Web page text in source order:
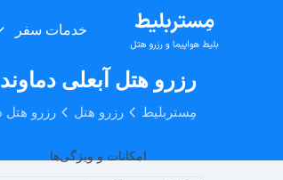
خدمات سفر
رزرو هتل آبعلی دماوند
مِستربلیط رزرو هتل رزرو هتل
امکانات و ویژگی‌ها